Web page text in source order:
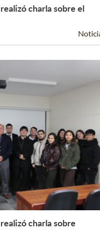
Leer Más +
charla sobre el
Leer Más +
charla sobre